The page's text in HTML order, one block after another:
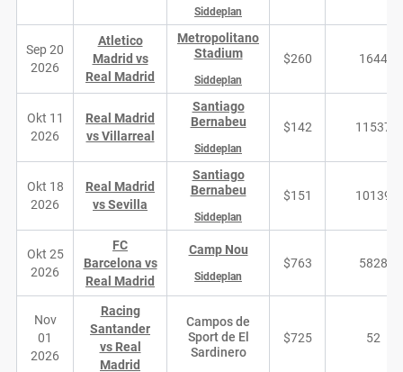
Siddeplan
Sep 20
2026
Atletico
Madrid vs
Real Madrid
Metropolitano
Stadium
Siddeplan
$260 1644
Okt 11
2026
Real Madrid
vs Villarreal
Santiago
Bernabeu
Siddeplan
$142 11537
Okt 18
2026
Real Madrid
vs Sevilla
Santiago
Bernabeu
Siddeplan
$151 10139
Okt 25
2026
FC
Barcelona vs
Real Madrid
Camp Nou
Siddeplan
$763 5828
Nov
01
2026
Racing
Santander
vs Real
Madrid
Campos de
Sport de El
Sardinero
$725 52